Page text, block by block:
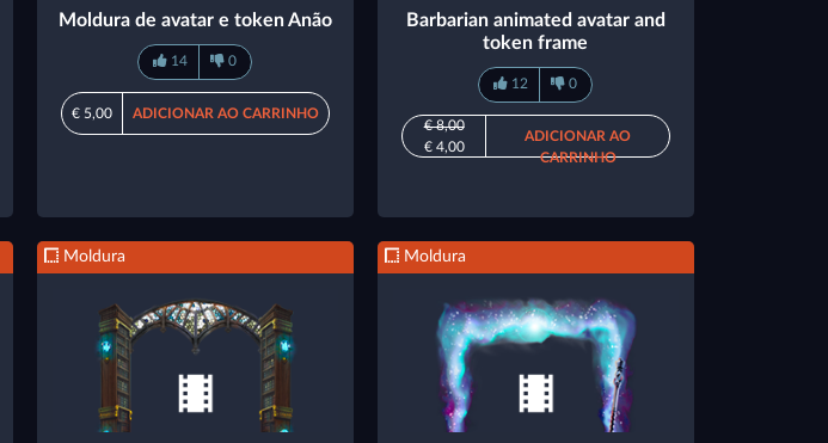
Moldura de avatar e token Anão
14 0
€ 5,00 ADICIONAR AO CARRINHO
Barbarian animated avatar and
token frame
12 0
€ 8,00
€ 4,00
ADICIONAR AO
CARRINHO
Moldura Moldura